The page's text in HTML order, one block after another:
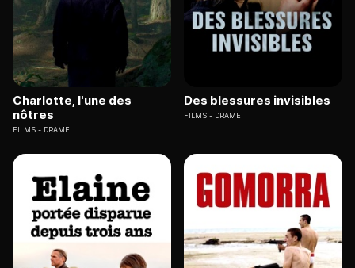
Charlotte, l'une des
nôtres
FILMS DRAME
Des blessures invisibles
FILMS DRAME